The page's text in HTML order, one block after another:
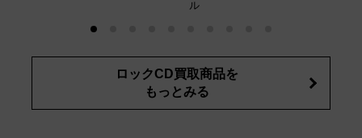
ル
ロックCD買取商品を
もっとみる